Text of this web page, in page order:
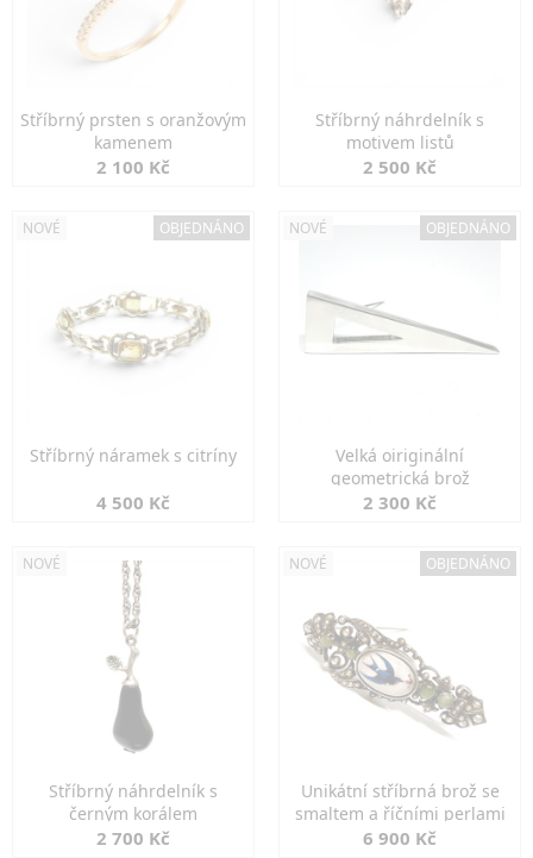
Stříbrný prsten s oranžovým
kamenem
2 100 Kč
Stříbrný náhrdelník s
motivem listů
2 500 Kč
NOVÉ OBJEDNÁNO
Stříbrný náramek s citríny
4 500 Kč
NOVÉ OBJEDNÁNO
Velká oiriginální
geometrická brož
2 300 Kč
NOVÉ
Stříbrný náhrdelník s
černým korálem
2 700 Kč
NOVÉ OBJEDNÁNO
Unikátní stříbrná brož se
smaltem a říčními perlami
6 900 Kč